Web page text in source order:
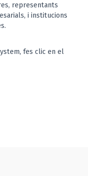
representants
i institucions
fes clic en el